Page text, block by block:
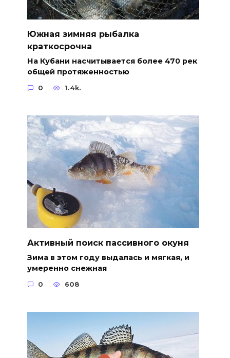
Южная зимняя рыбалка
краткосрочна
На Кубани насчитывается более 470 рек
общей протяженностью
0 1.4k.
Активный поиск пассивного окуня
Зима в этом году выдалась и мягкая, и
умеренно снежная
0 608